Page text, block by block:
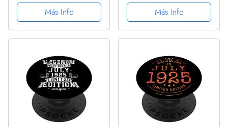
PopGrip Intercambiable
Más Info
PopGrip Intercambiable
Más Info